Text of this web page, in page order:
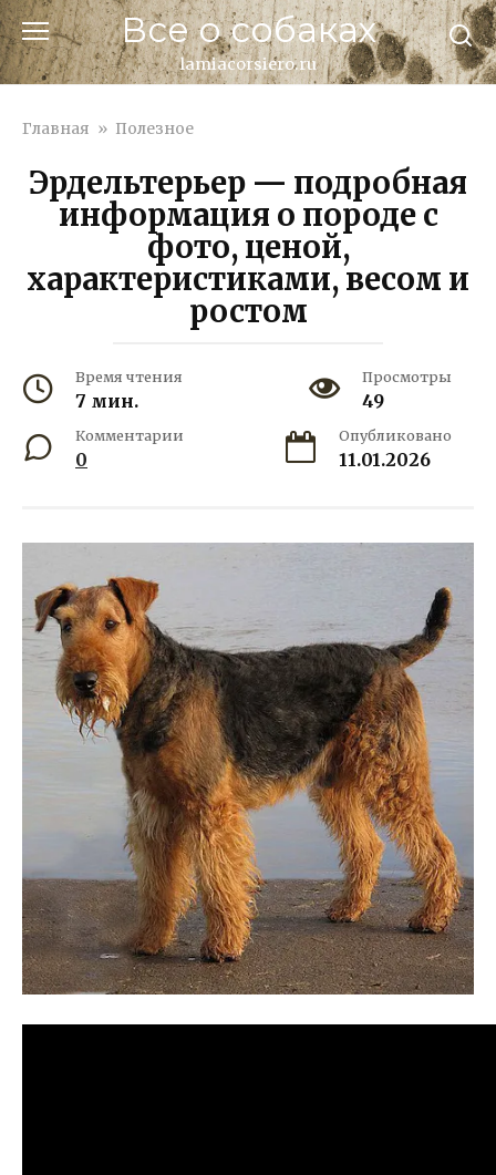
Перейти
к
контенту
Все о собаках
lamiacorsiero.ru
Главная » Полезное
Эрдельтерьер — подробная
информация о породе с
фото, ценой,
характеристиками, весом и
ростом
Время чтения
7 мин.
Просмотры
49
Комментарии
0
Опубликовано
11.01.2026